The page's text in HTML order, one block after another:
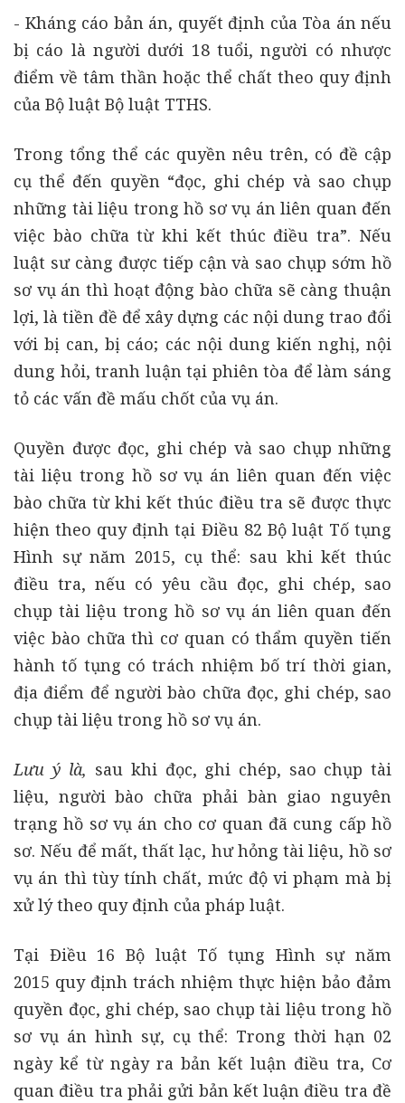
- Kháng cáo bản án, quyết định của Tòa án nếu
bị cáo là người dưới 18 tuổi, người có nhược
điểm về tâm thần hoặc thể chất theo quy định
của Bộ luật Bộ luật TTHS.
Trong tổng thể các quyền nêu trên, có đề cập
cụ thể đến quyền “đọc, ghi chép và sao chụp
những tài liệu trong hồ sơ vụ án liên quan đến
việc bào chữa từ khi kết thúc điều tra”. Nếu
luật sư càng được tiếp cận và sao chụp sớm hồ
sơ vụ án thì hoạt động bào chữa sẽ càng thuận
lợi, là tiền đề để xây dựng các nội dung trao đổi
với bị can, bị cáo; các nội dung kiến nghị, nội
dung hỏi, tranh luận tại phiên tòa để làm sáng
tỏ các vấn đề mấu chốt của vụ án.
Quyền được đọc, ghi chép và sao chụp những
tài liệu trong hồ sơ vụ án liên quan đến việc
bào chữa từ khi kết thúc điều tra sẽ được thực
hiện theo quy định tại Điều 82 Bộ luật Tố tụng
Hình sự năm 2015, cụ thể: sau khi kết thúc
điều tra, nếu có yêu cầu đọc, ghi chép, sao
chụp tài liệu trong hồ sơ vụ án liên quan đến
việc bào chữa thì cơ quan có thẩm quyền tiến
hành tố tụng có trách nhiệm bố trí thời gian,
địa điểm để người bào chữa đọc, ghi chép, sao
chụp tài liệu trong hồ sơ vụ án.
Lưu ý là, sau khi đọc, ghi chép, sao chụp tài
liệu, người bào chữa phải bàn giao nguyên
trạng hồ sơ vụ án cho cơ quan đã cung cấp hồ
sơ. Nếu để mất, thất lạc, hư hỏng tài liệu, hồ sơ
vụ án thì tùy tính chất, mức độ vi phạm mà bị
xử lý theo quy định của pháp luật.
Tại Điều 16 Bộ luật Tố tụng Hình sự năm
2015 quy định trách nhiệm thực hiện bảo đảm
quyền đọc, ghi chép, sao chụp tài liệu trong hồ
sơ vụ án hình sự, cụ thể: Trong thời hạn 02
ngày kể từ ngày ra bản kết luận điều tra, Cơ
quan điều tra phải gửi bản kết luận điều tra đề